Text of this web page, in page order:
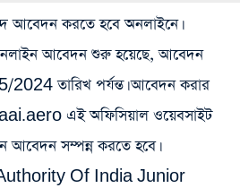
আবেদন করতে হবে অনলাইনে।
আবেদন শুরু হয়েছে, আবেদন
তারিখ পর্যন্ত। আবেদন করার
এই অফিসিয়াল ওয়েবসাইট
আবেদন সম্পন্ন করতে হবে।
Of India Junior